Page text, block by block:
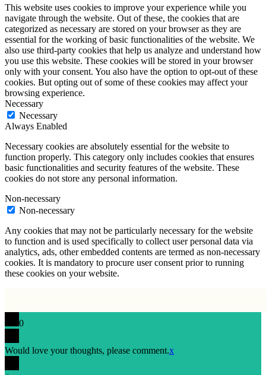
This website uses cookies to improve your experience while you
navigate through the website. Out of these, the cookies that are
categorized as necessary are stored on your browser as they are
essential for the working of basic functionalities of the website. We
also use third-party cookies that help us analyze and understand how
you use this website. These cookies will be stored in your browser
only with your consent. You also have the option to opt-out of these
cookies. But opting out of some of these cookies may affect your
browsing experience.
Necessary
Necessary
Always Enabled
Necessary cookies are absolutely essential for the website to
function properly. This category only includes cookies that ensures
basic functionalities and security features of the website. These
cookies do not store any personal information.
Non-necessary
Non-necessary
Any cookies that may not be particularly necessary for the website
to function and is used specifically to collect user personal data via
analytics, ads, other embedded contents are termed as non-necessary
cookies. It is mandatory to procure user consent prior to running
these cookies on your website.
0
Would love your thoughts, please comment.x